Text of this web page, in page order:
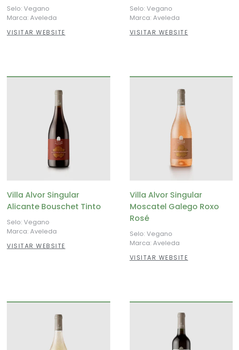
Selo: Vegano
Marca: Aveleda
VISITAR WEBSITE
Selo: Vegano
Marca: Aveleda
VISITAR WEBSITE
Villa Alvor Singular
Alicante Bouschet Tinto
Selo: Vegano
Marca: Aveleda
VISITAR WEBSITE
Villa Alvor Singular
Moscatel Galego Roxo
Rosé
Selo: Vegano
Marca: Aveleda
VISITAR WEBSITE